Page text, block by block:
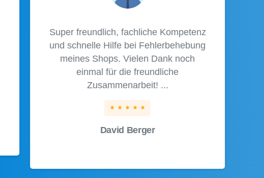
Super freundlich, fachliche Kompetenz
und schnelle Hilfe bei Fehlerbehebung
meines Shops. Vielen Dank noch
einmal für die freundliche
Zusammenarbeit! ...
David Berger